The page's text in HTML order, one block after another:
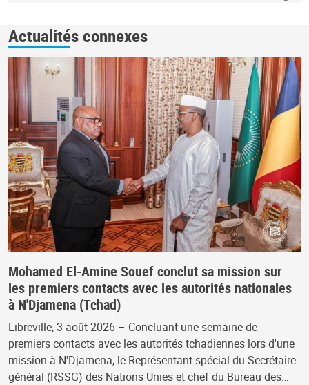
Actualités connexes
Mohamed El-Amine Souef conclut sa mission sur
les premiers contacts avec les autorités nationales
à N'Djamena (Tchad)
Libreville, 3 août 2026 – Concluant une semaine de
premiers contacts avec les autorités tchadiennes lors d'une
mission à N'Djamena, le Représentant spécial du Secrétaire
général (RSSG) des Nations Unies et chef du Bureau des…